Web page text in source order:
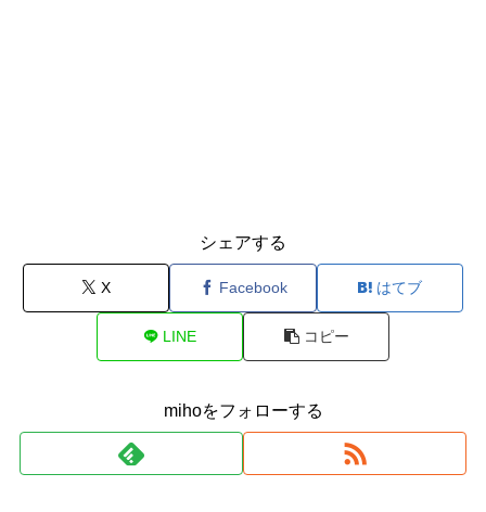
シェアする
X Facebook はてブ
LINE コピー
mihoをフォローする